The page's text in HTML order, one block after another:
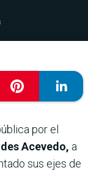
por el
Acevedo, a
sus ejes de